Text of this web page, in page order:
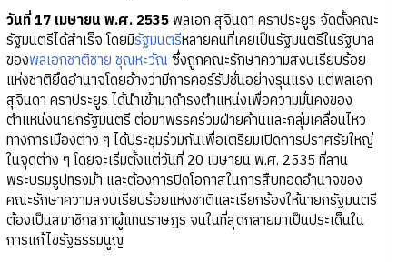
วันที่ 17 เมษายน พ.ศ. 2535 พลเอก สุจินดา คราประยูร จัดตั้งคณะ
รัฐมนตรีได้สำเร็จ โดยมีรัฐมนตรีหลายคนที่เคยเป็นรัฐมนตรีในรัฐบาล
ของพลเอกชาติชาย ชุณหะวัณ ซึ่งถูกคณะรักษาความสงบเรียบร้อย
แห่งชาติยึดอำนาจโดยอ้างว่ามีการคอร์รัปชั่นอย่างรุนแรง แต่พลเอก
สุจินดา คราประยูร ได้นำเข้ามาดำรงตำแหน่งเพื่อความมั่นคงของ
ตำแหน่งนายกรัฐมนตรี ต่อมาพรรคร่วมฝ่ายค้านและกลุ่มเคลื่อนไหว
ทางการเมืองต่าง ๆ ได้ประชุมร่วมกันเพื่อเตรียมเปิดการปราศรัยใหญ่
ในจุดต่าง ๆ โดยจะเริ่มตั้งแต่วันที่ 20 เมษายน พ.ศ. 2535 ที่ลาน
พระบรมรูปทรงม้า และต้องการปิดโอกาสในการสืบทอดอำนาจของ
คณะรักษาความสงบเรียบร้อยแห่งชาติและเรียกร้องให้นายกรัฐมนตรี
ต้องเป็นสมาชิกสภาผู้แทนราษฎร จนในที่สุดกลายมาเป็นประเด็นใน
การแก้ไขรัฐธรรมนูญ